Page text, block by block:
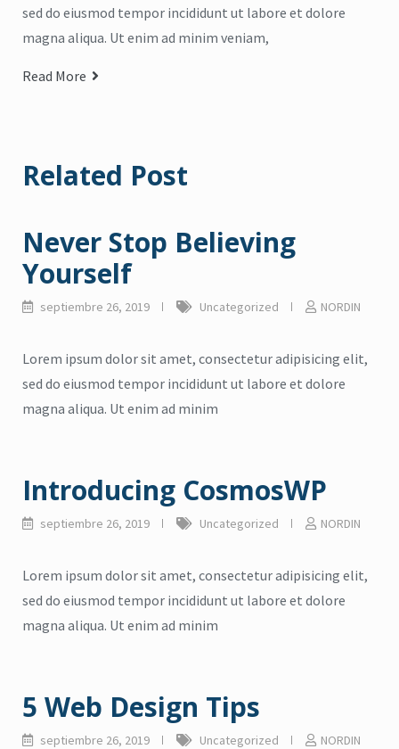
NORDIN Repelente
de Insectos
$
Read more
sed do eiusmod tempor incididunt ut labore et dolore
magna aliqua. Ut enim ad minim veniam,
Read More
Related Post
Never Stop Believing
Yourself
septiembre 26, 2019 Uncategorized NORDIN
Lorem ipsum dolor sit amet, consectetur adipisicing elit,
sed do eiusmod tempor incididunt ut labore et dolore
magna aliqua. Ut enim ad minim
Introducing CosmosWP
septiembre 26, 2019 Uncategorized NORDIN
Lorem ipsum dolor sit amet, consectetur adipisicing elit,
sed do eiusmod tempor incididunt ut labore et dolore
magna aliqua. Ut enim ad minim
5 Web Design Tips
septiembre 26, 2019 Uncategorized NORDIN